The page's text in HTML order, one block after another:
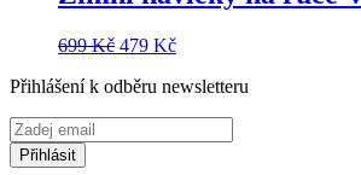
699Kč Původní
byla:
479 KčAktuální
je:
Přihlášení k odběru newsletteru